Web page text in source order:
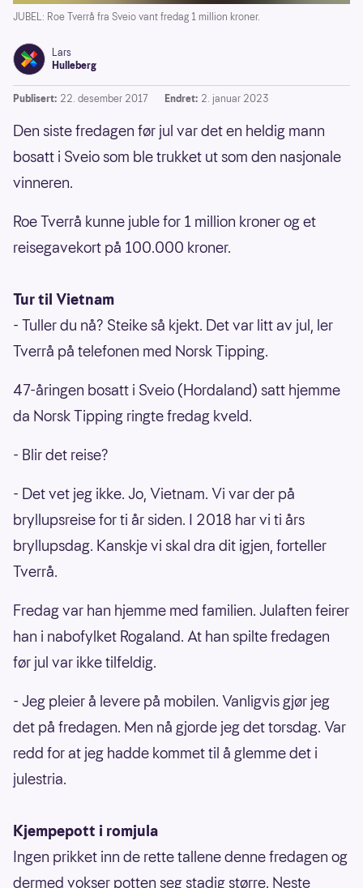
JUBEL: Roe Tverrå fra Sveio vant fredag 1 million kroner.
Lars
Hulleberg
Publisert: 22. desember 2017 Endret: 2. januar 2023
Den siste fredagen før jul var det en heldig mann
bosatt i Sveio som ble trukket ut som den nasjonale
vinneren.
Roe Tverrå kunne juble for 1 million kroner og et
reisegavekort på 100.000 kroner.
Tur til Vietnam
- Tuller du nå? Steike så kjekt. Det var litt av jul, ler
Tverrå på telefonen med Norsk Tipping.
47-åringen bosatt i Sveio (Hordaland) satt hjemme
da Norsk Tipping ringte fredag kveld.
- Blir det reise?
- Det vet jeg ikke. Jo, Vietnam. Vi var der på
bryllupsreise for ti år siden. I 2018 har vi ti års
bryllupsdag. Kanskje vi skal dra dit igjen, forteller
Tverrå.
Fredag var han hjemme med familien. Julaften feirer
han i nabofylket Rogaland. At han spilte fredagen
før jul var ikke tilfeldig.
- Jeg pleier å levere på mobilen. Vanligvis gjør jeg
det på fredagen. Men nå gjorde jeg det torsdag. Var
redd for at jeg hadde kommet til å glemme det i
julestria.
Kjempepott i romjula
Ingen prikket inn de rette tallene denne fredagen og
dermed vokser potten seg stadig større. Neste